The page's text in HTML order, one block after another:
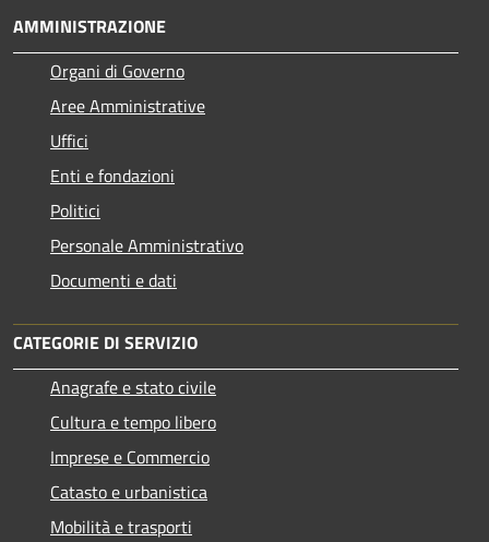
AMMINISTRAZIONE
Organi di Governo
Aree Amministrative
Uffici
Enti e fondazioni
Politici
Personale Amministrativo
Documenti e dati
CATEGORIE DI SERVIZIO
Anagrafe e stato civile
Cultura e tempo libero
Imprese e Commercio
Catasto e urbanistica
Mobilità e trasporti